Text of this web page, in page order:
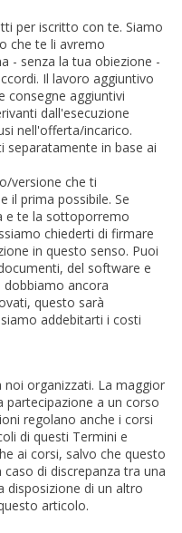
per iscritto con te. Siamo
che te li avremo
- senza la tua obiezione -
Il lavoro aggiuntivo
consegne aggiuntivi
dall'esecuzione
nell'offerta/incarico.
separatamente in base ai
versione che ti
il prima possibile. Se
e te la sottoporremo
chiederti di firmare
in questo senso. Puoi
del software e
dobbiamo ancora
questo sarà
addebitarti i costi
organizzati. La maggior
partecipazione a un corso
regolano anche i corsi
di questi Termini e
ai corsi, salvo che questo
di discrepanza tra una
disposizione di un altro
articolo.